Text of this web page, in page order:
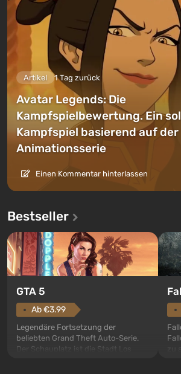
Artikel 1 Tag zurück
Avatar Legends: Die
Kampfspielbewertung. Ein
Kampfspiel basierend auf der
Animationsserie
Einen Kommentar hinterlassen
Bestseller
GTA 5
Ab €3.99
Legendäre Fortsetzung der
beliebten Grand Theft Auto-Serie.
Der Schauplatz ist die Stadt Los
zu